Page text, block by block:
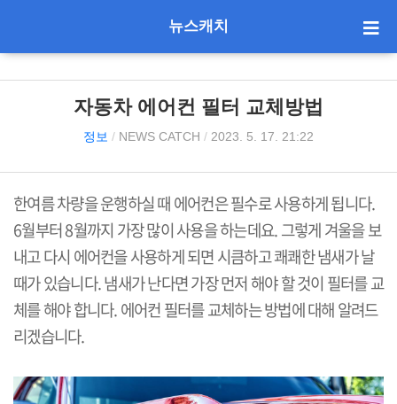
뉴스캐치
자동차 에어컨 필터 교체방법
정보 / NEWS CATCH / 2023. 5. 17. 21:22
한여름 차량을 운행하실 때 에어컨은 필수로 사용하게 됩니다.
6월부터 8월까지 가장 많이 사용을 하는데요. 그렇게 겨울을 보
내고 다시 에어컨을 사용하게 되면 시큼하고 쾌쾌한 냄새가 날
때가 있습니다. 냄새가 난다면 가장 먼저 해야 할 것이 필터를 교
체를 해야 합니다. 에어컨 필터를 교체하는 방법에 대해 알려드
리겠습니다.